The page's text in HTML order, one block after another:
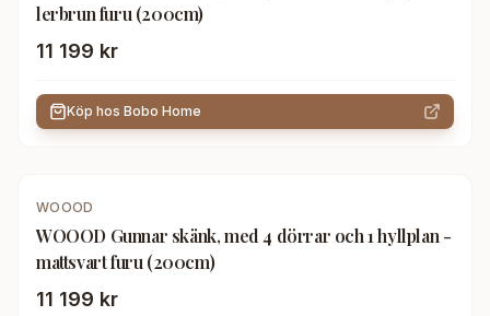
lerbrun furu (200cm)
11 199 kr
Köp hos Bobo Home
WOOOD
WOOOD Gunnar skänk, med 4 dörrar och 1 hyllplan -
mattsvart furu (200cm)
11 199 kr